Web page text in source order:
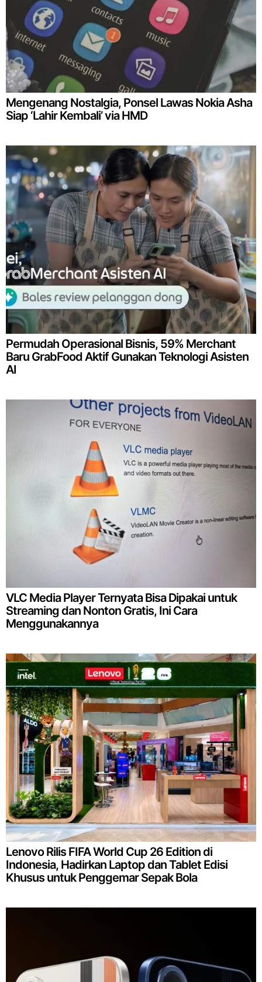
Mengenang Nostalgia, Ponsel Lawas Nokia Asha
Siap ‘Lahir Kembali’ via HMD
Permudah Operasional Bisnis, 59% Merchant
Baru GrabFood Aktif Gunakan Teknologi Asisten
AI
VLC Media Player Ternyata Bisa Dipakai untuk
Streaming dan Nonton Gratis, Ini Cara
Menggunakannya
Lenovo Rilis FIFA World Cup 26 Edition di
Indonesia, Hadirkan Laptop dan Tablet Edisi
Khusus untuk Penggemar Sepak Bola